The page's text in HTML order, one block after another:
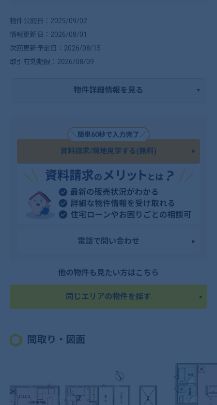
物件公開日：2025/09/02
情報更新日：2026/08/01
次回更新予定日：2026/08/15
取引有効期限：2026/08/09
物件詳細情報を見る
＼簡単60秒で入力完了／
資料請求/現地見学する(無料)
電話で問い合わせ
他の物件も見たい方はこちら
同じエリアの物件を探す
間取り・図面